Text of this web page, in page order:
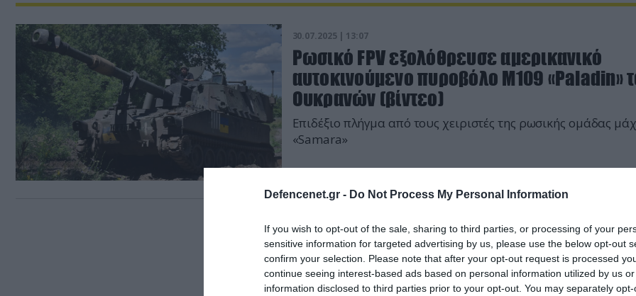
Defencenet.gr - Do Not Process My Personal Information
If you wish to opt-out of the sale, sharing to third parties, or processing of your
sensitive information for targeted advertising by us, please use the below opt-out
confirm your selection. Please note that after your opt-out request is processed
continue seeing interest-based ads based on personal information utilized by us
information disclosed to third parties prior to your opt-out. You may separately
30.07.2025 | 13:07
Ρωσικό FPV εξολόθρευσε αμερικανικό
αυτοκινούμενο πυροβόλο M109 «Paladin»
Ουκρανών (βίντεο)
Επιδέξιο πλήγμα από τους χειριστές της ρωσικής ομάδας
«Samara»